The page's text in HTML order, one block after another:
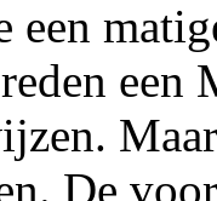
een
een
De